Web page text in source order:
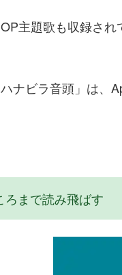
主題歌も収録さ
ビラ音頭」は、
ろまで読み飛ばす